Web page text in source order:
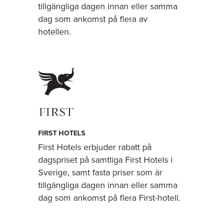
tillgängliga dagen innan eller samma
dag som ankomst på flera av
hotellen.
FIRST HOTELS
First Hotels erbjuder rabatt på
dagspriset på samtliga First Hotels i
Sverige, samt fasta priser som är
tillgängliga dagen innan eller samma
dag som ankomst på flera First-hotell.